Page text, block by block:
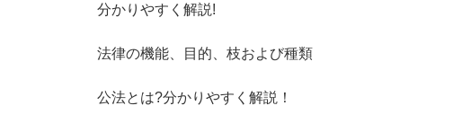
分かりやすく解説!
法律の機能、目的、枝および種類
公法とは?分かりやすく解説！